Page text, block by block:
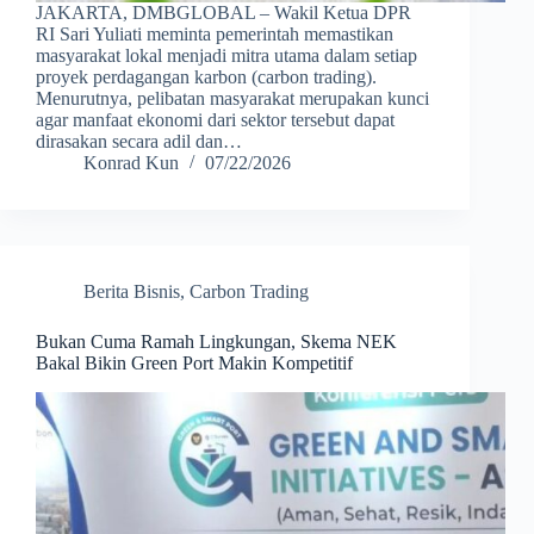
JAKARTA, DMBGLOBAL – Wakil Ketua DPR
RI Sari Yuliati meminta pemerintah memastikan
masyarakat lokal menjadi mitra utama dalam setiap
proyek perdagangan karbon (carbon trading).
Menurutnya, pelibatan masyarakat merupakan kunci
agar manfaat ekonomi dari sektor tersebut dapat
dirasakan secara adil dan…
Konrad Kun
07/22/2026
Berita Bisnis, Carbon Trading
Bukan Cuma Ramah Lingkungan, Skema NEK
Bakal Bikin Green Port Makin Kompetitif